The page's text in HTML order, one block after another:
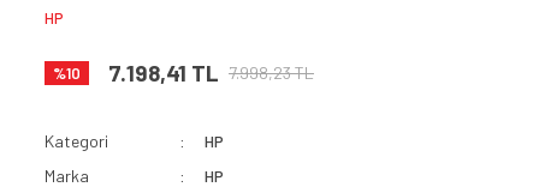
HP
%10 7.198,41 TL 7.998,23 TL
Kategori
HP
Marka
HP